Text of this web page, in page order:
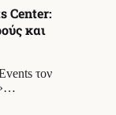
Center:
και
τον